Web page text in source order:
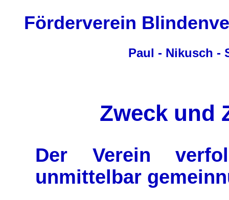
Förderverein
Paul - Nikusch -
Zweck und
Der Verein
unmittelbar